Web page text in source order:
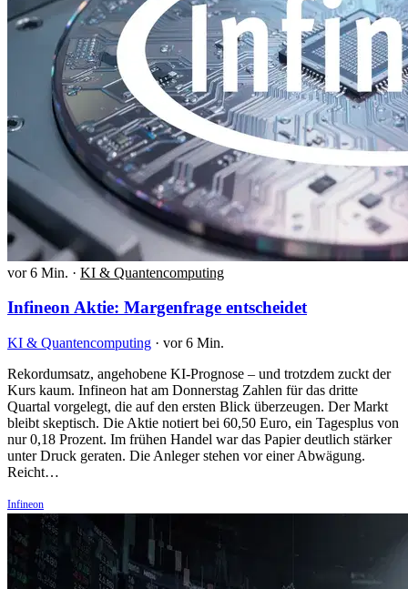
vor 6 Min. · KI & Quantencomputing
Infineon Aktie: Margenfrage entscheidet
KI & Quantencomputing · vor 6 Min.
Rekordumsatz, angehobene KI-Prognose – und trotzdem zuckt der
Kurs kaum. Infineon hat am Donnerstag Zahlen für das dritte
Quartal vorgelegt, die auf den ersten Blick überzeugen. Der Markt
bleibt skeptisch. Die Aktie notiert bei 60,50 Euro, ein Tagesplus von
nur 0,18 Prozent. Im frühen Handel war das Papier deutlich stärker
unter Druck geraten. Die Anleger stehen vor einer Abwägung.
Reicht…
Infineon